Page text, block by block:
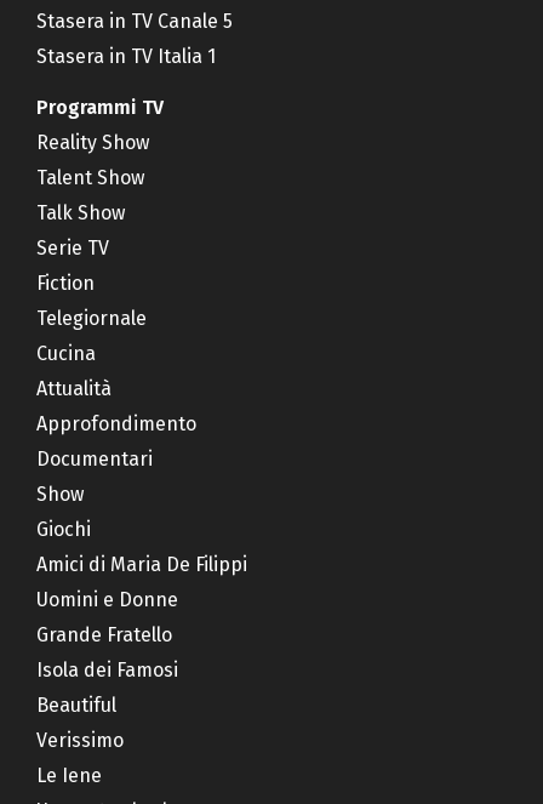
Stasera in TV Canale 5
Stasera in TV Italia 1
Programmi TV
Reality Show
Talent Show
Talk Show
Serie TV
Fiction
Telegiornale
Cucina
Attualità
Approfondimento
Documentari
Show
Giochi
Amici di Maria De Filippi
Uomini e Donne
Grande Fratello
Isola dei Famosi
Beautiful
Verissimo
Le Iene